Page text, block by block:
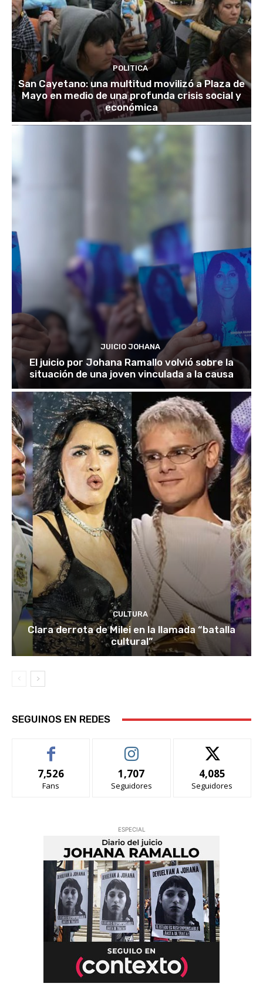
POLITICA
San Cayetano: una multitud movilizó a Plaza de
Mayo en medio de una profunda crisis social y
económica
JUICIO JOHANA
El juicio por Johana Ramallo volvió sobre la
situación de una joven vinculada a la causa
CULTURA
Clara derrota de Milei en la llamada “batalla
cultural”
SEGUINOS EN REDES
7,526
Fans
1,707
Seguidores
4,085
Seguidores
ESPECIAL